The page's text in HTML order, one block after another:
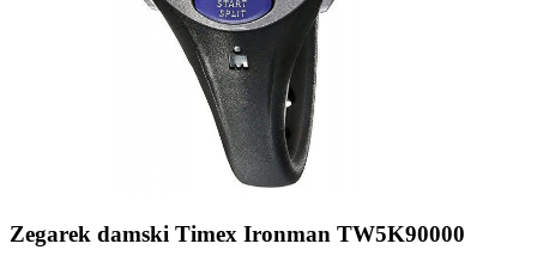
Zegarek damski Timex Ironman TW5K90000